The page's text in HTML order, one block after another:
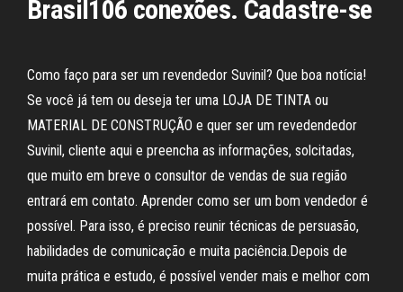
Brasil106 conexões. Cadastre-se
Como faço para ser um revendedor Suvinil? Que boa notícia!
Se você já tem ou deseja ter uma LOJA DE TINTA ou
MATERIAL DE CONSTRUÇÃO e quer ser um revedendedor
Suvinil, cliente aqui e preencha as informações, solcitadas,
que muito em breve o consultor de vendas de sua região
entrará em contato. Aprender como ser um bom vendedor é
possível. Para isso, é preciso reunir técnicas de persuasão,
habilidades de comunicação e muita paciência.Depois de
muita prática e estudo, é possível vender mais e melhor com